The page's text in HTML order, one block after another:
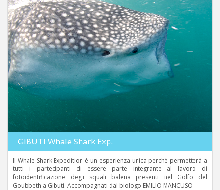
GIBUTI Whale Shark Exp.
Il Whale Shark Expedition è un esperienza unica perchè permetterà a
tutti i partecipanti di essere parte integrante al lavoro di
fotoidentificazione degli squali balena presenti nel Golfo del
Goubbeth a Gibuti. Accompagnati dal biologo EMILIO MANCUSO